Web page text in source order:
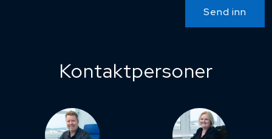
Send inn
Kontaktpersoner